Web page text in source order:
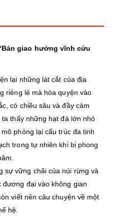
giao hưởng vĩnh cửu
lại những lát cắt của địa
riêng lẻ mà hòa quyện vào
có chiều sâu và đầy cảm
thấy những hạt đá lớn nhỏ
phỏng lại cấu trúc đa tinh
trong tự nhiên khi bị phong
sự vững chãi của núi rừng và
đương đại vào không gian
viết nên câu chuyện về một
hệ.